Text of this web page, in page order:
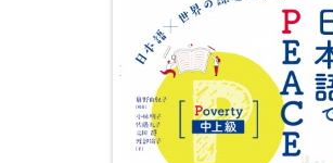
者からのコメント、言語面のサポート
に示しました。
具体的な実践例から、CLILについての